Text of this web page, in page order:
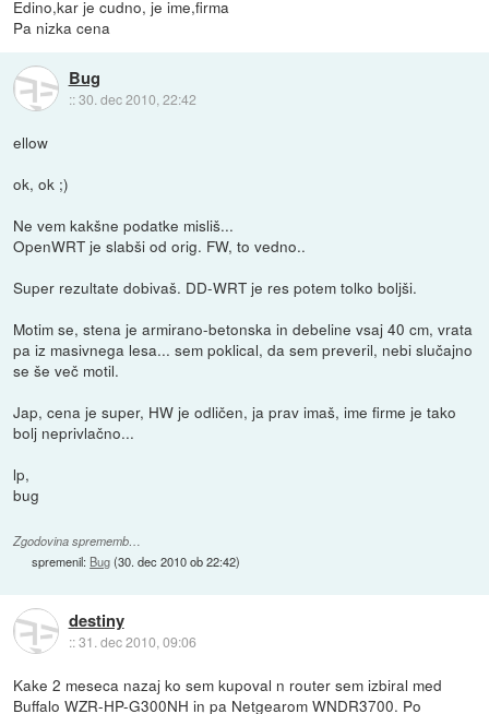
Edino,kar je cudno, je ime,firma
Pa nizka cena
Bug
::30. dec 2010, 22:42
ellow
ok, ok ;)
Ne vem kakšne podatke misliš...
OpenWRT je slabši od orig. FW, to vedno..
Super rezultate dobivaš. DD-WRT je res potem tolko boljši.
Motim se, stena je armirano-betonska in debeline vsaj 40 cm, vrata
pa iz masivnega lesa... sem poklical, da sem preveril, nebi slučajno
se še več motil.
Jap, cena je super, HW je odličen, ja prav imaš, ime firme je tako
bolj neprivlačno...
lp,
bug
Zgodovina sprememb…
spremenil: Bug(30. dec 2010 ob 22:42)
destiny
::31. dec 2010, 09:06
Kake 2 meseca nazaj ko sem kupoval n router sem izbiral med
Buffalo WZR-HP-G300NH in pa Netgearom WNDR3700. Po